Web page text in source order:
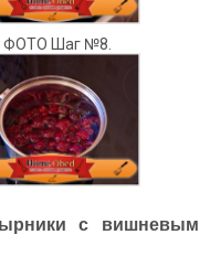
ФОТО Шаг №8.
с вишневым